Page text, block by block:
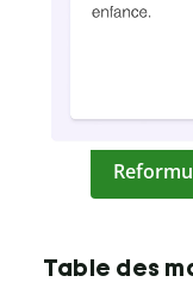
Table des